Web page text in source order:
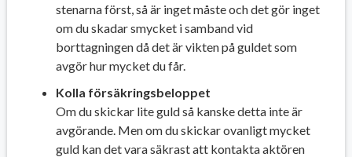
stenarna först, så är inget måste och det gör inget
om du skadar smycket i samband vid
borttagningen då det är vikten på guldet som
avgör hur mycket du får.
Kolla försäkringsbeloppet
Om du skickar lite guld så kanske detta inte är
avgörande. Men om du skickar ovanligt mycket
guld kan det vara säkrast att kontakta aktören